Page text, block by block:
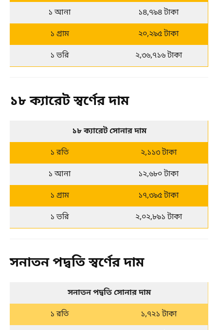
১ আনা
১৪,৭৯৪ টাকা
১ গ্রাম
২০,২৯৫ টাকা
১ ভরি
২,৩৬,৭১৬ টাকা
১৮ ক্যারেট স্বর্ণের দাম
১৮ ক্যারেট সোনার দাম
১ রতি
২,১১৩ টাকা
১ আনা
১২,৬৮০ টাকা
১ গ্রাম
১৭,৩৯৫ টাকা
১ ভরি
২,০২,৮৯১ টাকা
সনাতন পদ্বতি স্বর্ণের দাম
সনাতন পদ্বতি সোনার দাম
১ রতি
১,৭২১ টাকা